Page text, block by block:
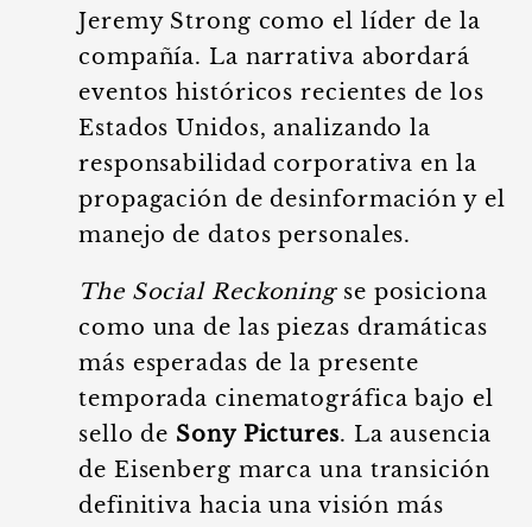
Jeremy Strong como el líder de la
compañía. La narrativa abordará
eventos históricos recientes de los
Estados Unidos, analizando la
responsabilidad corporativa en la
propagación de desinformación y el
manejo de datos personales.
The Social Reckoningse posiciona
como una de las piezas dramáticas
más esperadas de la presente
temporada cinematográfica bajo el
sello de Sony Pictures. La ausencia
de Eisenberg marca una transición
definitiva hacia una visión más